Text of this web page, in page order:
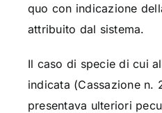
quo con indicazione
attribuito dal sistema.
Il caso di specie di cui
indicata (Cassazione n.
presentava ulteriori